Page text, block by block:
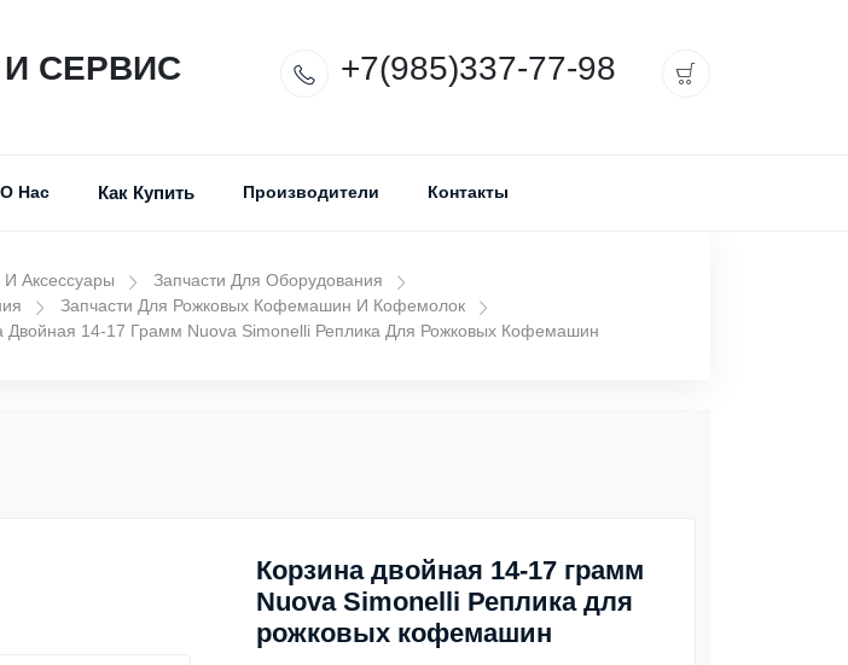
СЕРВИС +7(985)337-77-98
О Нас Как Купить Производители Контакты
И Аксессуары
Запчасти Для Оборудования
Запчасти Для Рожковых Кофемашин И Кофемолок
Двойная 14-17 Грамм Nuova Simonelli Реплика Для Рожковых Кофемашин
Корзина двойная 14-17 грамм
Nuova Simonelli Реплика для
рожковых кофемашин